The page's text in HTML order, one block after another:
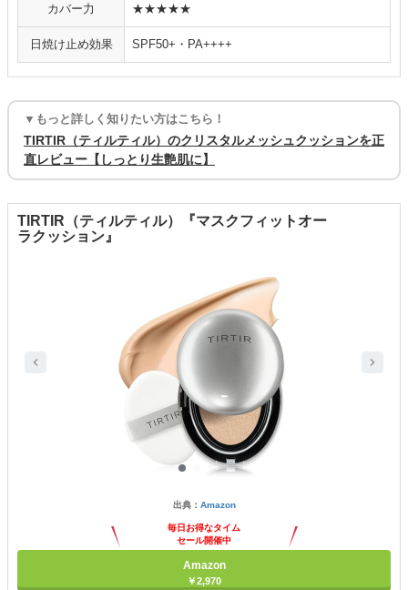
カバー力 ★★★★★
日焼け止め効果 SPF50+・PA++++
▼もっと詳しく知りたい方はこちら！
TIRTIR（ティルティル）のクリスタルメッシュクッションを正
直レビュー【しっとり生艶肌に】
TIRTIR（ティルティル）『マスクフィットオー
ラクッション』
出典： Amazon
毎日お得なタイム
セール開催中
Amazon
￥2,970